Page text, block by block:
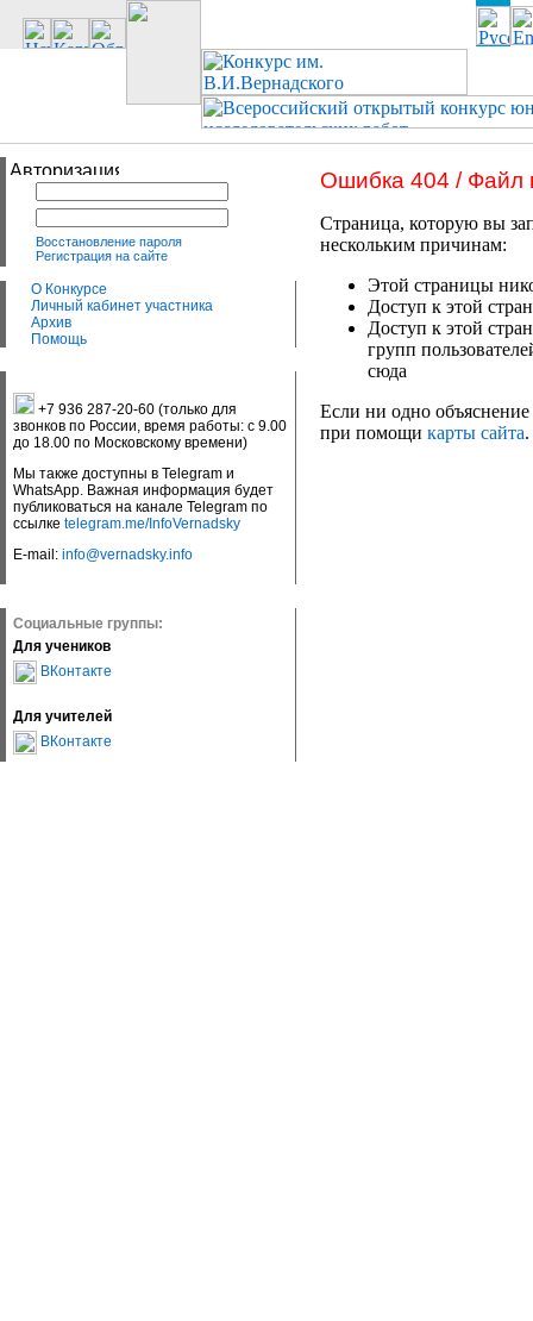
Восстановление пароля
Регистрация на сайте
О Конкурсе
Личный кабинет участника
Архив
Помощь
+7 936 287-20-60 (только для
звонков по России, время работы: с 9.00
до 18.00 по Московскому времени)
Мы также доступны в Telegram и
WhatsApp. Важная информация будет
публиковаться на канале Telegram по
ссылке telegram.me/InfoVernadsky
E-mail: info@vernadsky.info
Социальные группы:
Для учеников
ВКонтакте
Для учителей
ВКонтакте
Ошибка 404 / Файл
Страница, которую вы
нескольким причинам:
Этой страницы
Доступ к этой
Доступ к этой
групп
сюда
Если ни одно объяснение
при помощи карты сайта.